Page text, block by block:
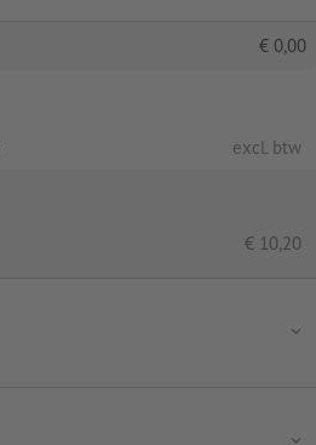
€ 0,00
excl. btw
€ 10,20